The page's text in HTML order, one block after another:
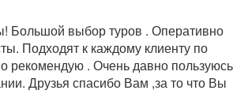
Большой выбор туров . Оперативно
Подходят к каждому клиенту по
рекомендую . Очень давно пользуюсь
Друзья спасибо Вам ,за то что Вы